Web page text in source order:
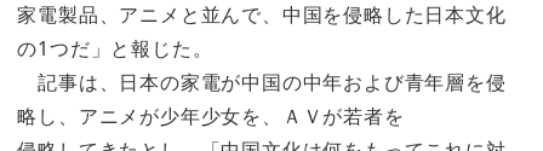
家電製品、アニメと並んで、中国を侵略した日本文化
の1つだ」と報じた。
記事は、日本の家電が中国の中年および青年層を侵
略し、アニメが少年少女を、ＡＶが若者を